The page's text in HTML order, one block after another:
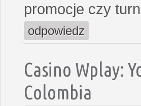
promocje czy
odpowiedz
Casino Wplay:
Colombia